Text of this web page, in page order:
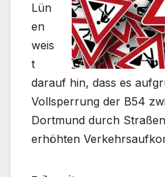
Lün
en
weis
t
darauf hin, dass es
Vollsperrung der B54
Dortmund durch
erhöhten